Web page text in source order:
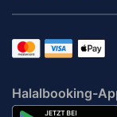
Halalbooking-